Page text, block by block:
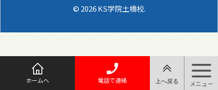
© 2026 KS学院土橋校.
ホームへ 電話で連絡